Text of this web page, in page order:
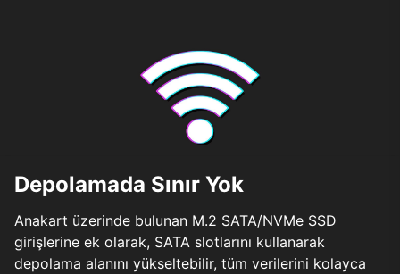
Depolamada Sınır Yok
Anakart üzerinde bulunan M.2 SATA/NVMe SSD
girişlerine ek olarak, SATA slotlarını kullanarak
depolama alanını yükseltebilir, tüm verilerini kolayca